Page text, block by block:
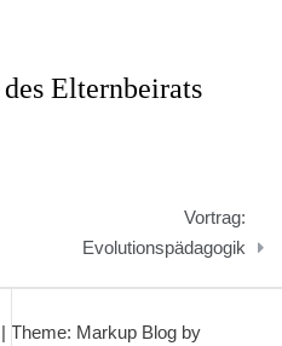
Elternbeirats
Vortrag:
Evolutionspädagogik
| Theme: Markup Blog by